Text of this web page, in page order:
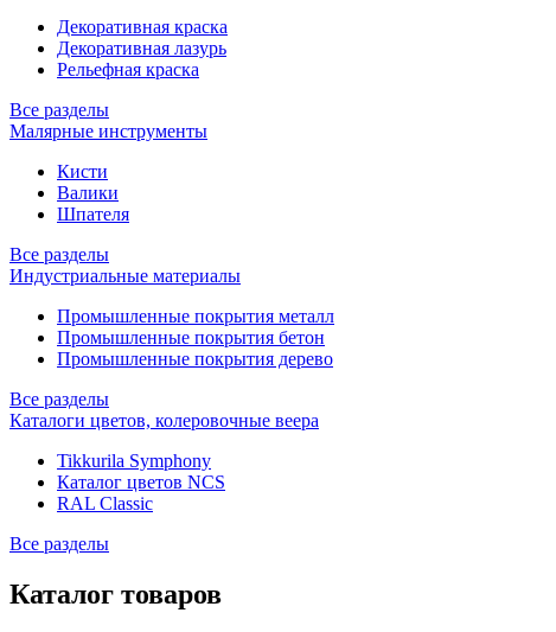
Декоративная краска
Декоративная лазурь
Рельефная краска
Все разделы
Малярные инструменты
Кисти
Валики
Шпателя
Все разделы
Индустриальные материалы
Промышленные покрытия металл
Промышленные покрытия бетон
Промышленные покрытия дерево
Все разделы
Каталоги цветов, колеровочные веера
Tikkurila Symphony
Каталог цветов NCS
RAL Classic
Все разделы
Каталог товаров